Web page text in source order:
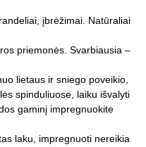
įbrėžimai. Natūraliai
priemonės. Svarbiausia –
lietaus ir sniego poveikio,
spinduliuose, laiku išvalyti
gaminį impregnuokite
laku, impregnuoti nereikia